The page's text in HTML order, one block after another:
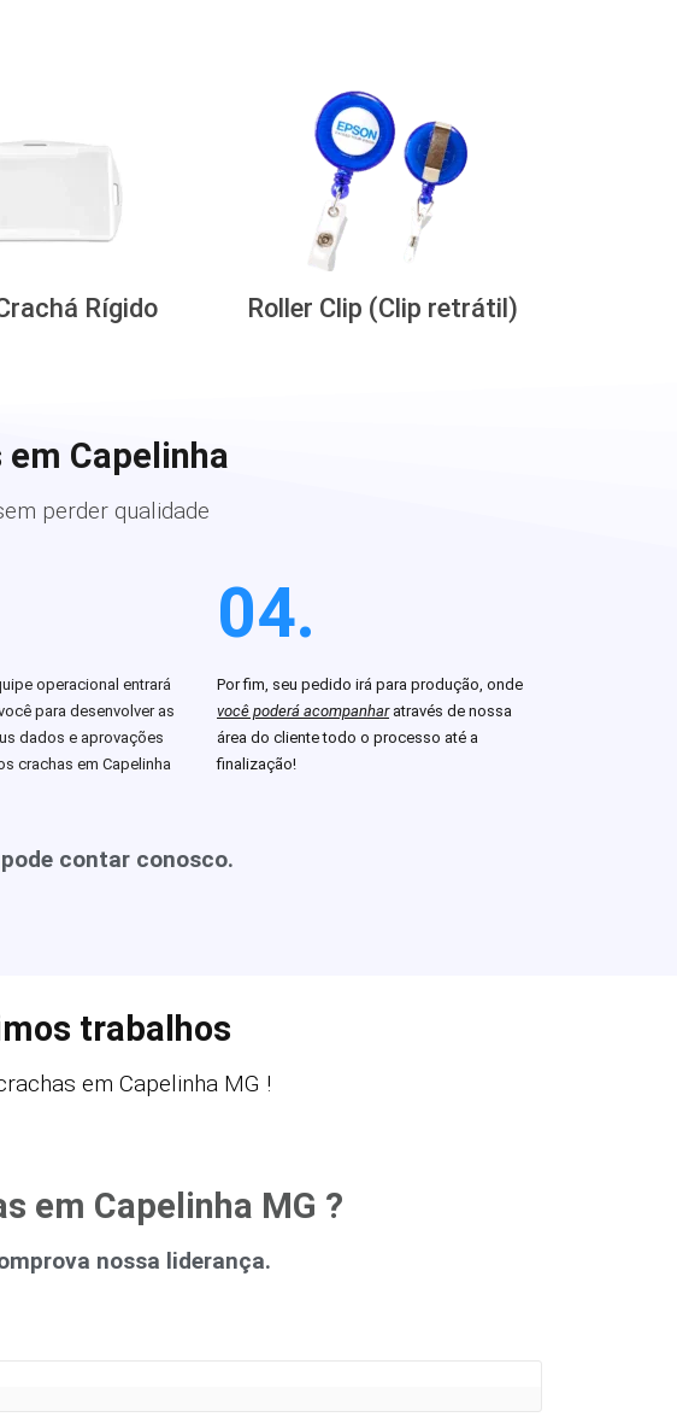
Rígido Roller Clip (Clip retrátil)
Capelinha
perder qualidade
operacional entrará
para desenvolver as
dados e aprovações
crachas em Capelinha
04.
Por fim, seu pedido irá para produção, onde
você poderá acompanharatravés de nossa
área do cliente todo o processo até a
finalização!
contar conosco.
trabalhos
em Capelinha MG !
em Capelinha MG ?
nossa liderança.